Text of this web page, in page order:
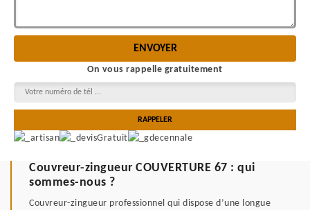
On vous rappelle gratuitement
Couvreur-zingueur COUVERTURE 67 : qui
sommes-nous ?
Couvreur-zingueur professionnel qui dispose d’une longue